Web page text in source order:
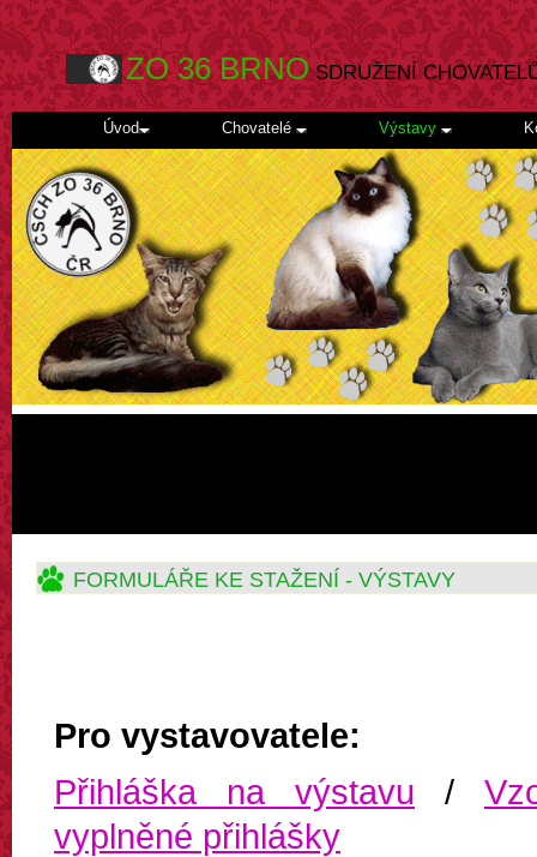
ZO 36 BRNOSDRUŽENÍ
Úvod Chovatelé Výstavy
FORMULÁŘE KE STAŽENÍ - VÝSTAVY
Pro vystavovatele:
Přihláška na výstavu /
vyplněné přihlášky